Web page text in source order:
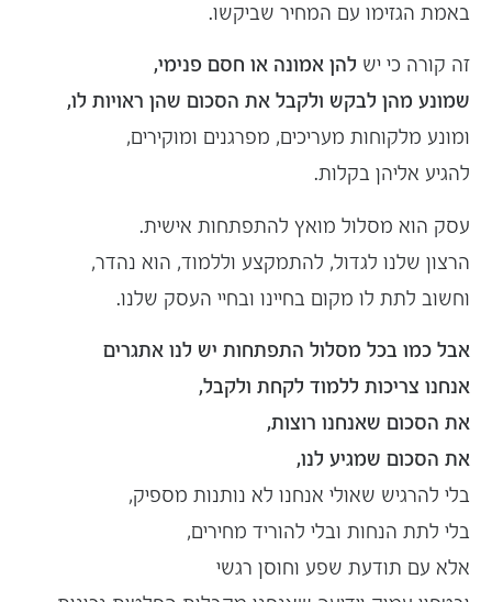
באמת הגזימו עם המחיר שביקשו.
זה קורה כי יש להן אמונה או חסם פנימי,
שמונע מהן לבקש ולקבל את הסכום שהן ראויות לו,
ומונע מלקוחות מעריכים, מפרגנים ומוקירים,
להגיע אליהן בקלות.
עסק הוא מסלול מואץ להתפתחות אישית.
הרצון שלנו לגדול, להתמקצע וללמוד, הוא נהדר,
וחשוב לתת לו מקום בחיינו ובחיי העסק שלנו.
אבל כמו בכל מסלול התפתחות יש לנו אתגרים
אנחנו צריכות ללמוד לקחת ולקבל,
את הסכום שאנחנו רוצות,
את הסכום שמגיע לנו,
בלי להרגיש שאולי אנחנו לא נותנות מספיק,
בלי לתת הנחות ובלי להוריד מחירים,
אלא עם תודעת שפע וחוסן רגשי